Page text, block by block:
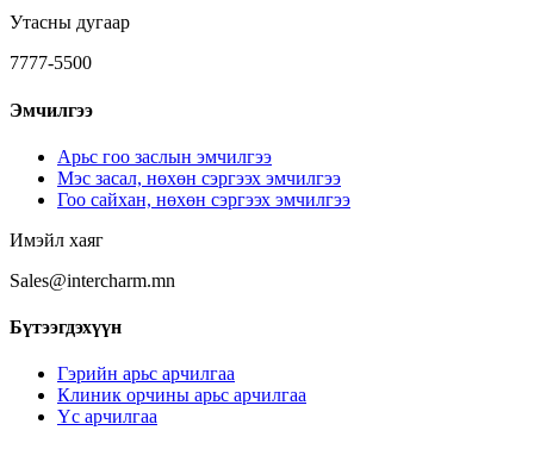
Утасны дугаар
7777-5500
Эмчилгээ
Арьс гоо заслын эмчилгээ
Мэс засал, нөхөн сэргээх эмчилгээ
Гоо сайхан, нөхөн сэргээх эмчилгээ
Имэйл хаяг
Sales@intercharm.mn
Бүтээгдэхүүн
Гэрийн арьс арчилгаа
Клиник орчины арьс арчилгаа
Үс арчилгаа